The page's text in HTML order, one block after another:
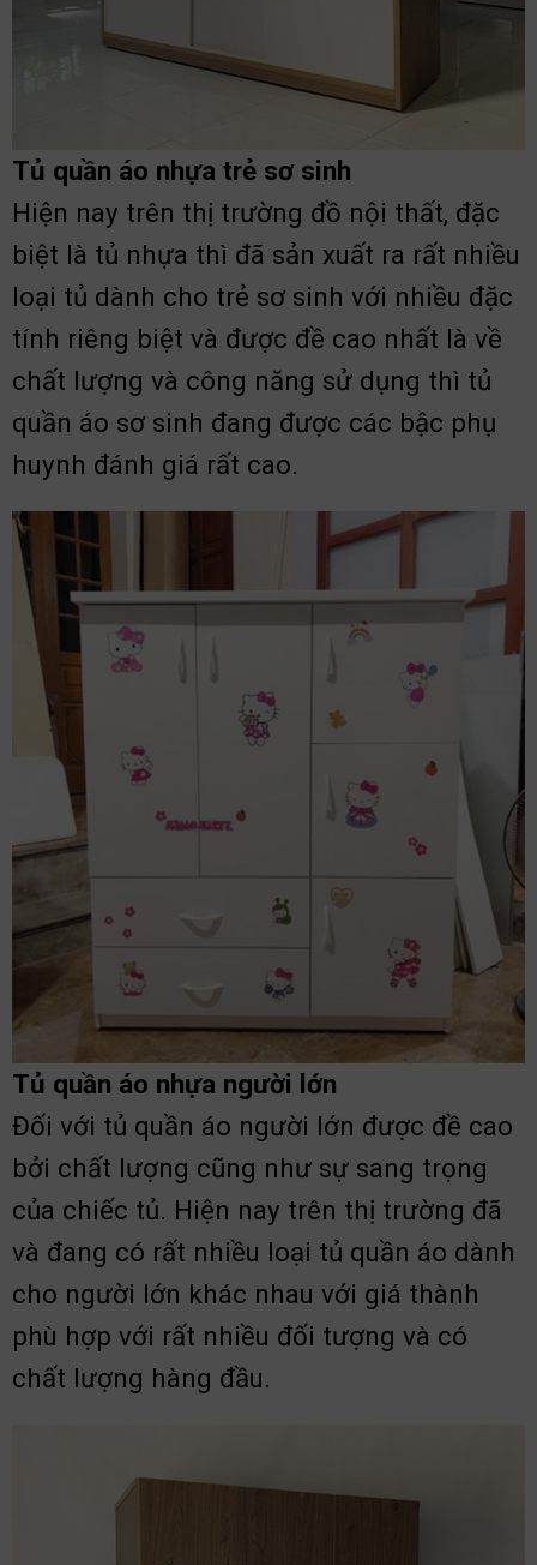
Tủ quần áo nhựa trẻ sơ sinh
Hiện nay trên thị trường đồ nội thất, đặc
biệt là tủ nhựa thì đã sản xuất ra rất nhiều
loại tủ dành cho trẻ sơ sinh với nhiều đặc
tính riêng biệt và được đề cao nhất là về
chất lượng và công năng sử dụng thì tủ
quần áo sơ sinh đang được các bậc phụ
huynh đánh giá rất cao.
Tủ quần áo nhựa người lớn
Đối với tủ quần áo người lớn được đề cao
bởi chất lượng cũng như sự sang trọng
của chiếc tủ. Hiện nay trên thị trường đã
và đang có rất nhiều loại tủ quần áo dành
cho người lớn khác nhau với giá thành
phù hợp với rất nhiều đối tượng và có
chất lượng hàng đầu.